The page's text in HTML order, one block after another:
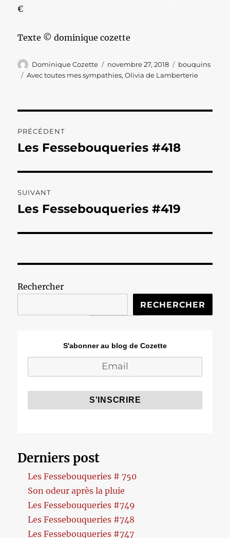
€
Texte © dominique cozette
Auteur
Dominique Cozette
Publié
le
novembre 27, 2018 Catégories
bouquins
Étiquettes
Avec toutes mes sympathies,Olivia de Lamberterie
de
PRÉCÉDENT
Publication
Les Fessebouqueries #418
SUIVANT
Publication
Les Fessebouqueries #419
Rechercher
RECHERCHER
S'abonner au blog de Cozette
Derniers post
Les Fessebouqueries # 750
Son odeur après la pluie
Les Fessebouqueries #749
Les Fessebouqueries #748
Les Fessebouqueries #747